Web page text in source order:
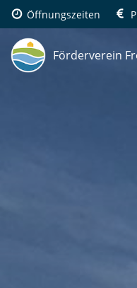
Zum
Inhalt
springen
Öffnungszeiten
Förderverein